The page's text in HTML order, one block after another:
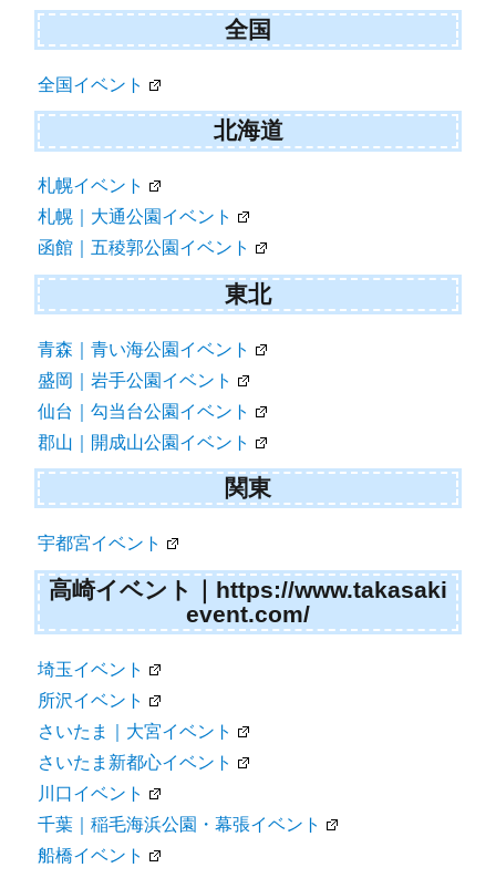
ビ
ゲ
ー
シ
ョ
ン
全国
全国イベント
北海道
札幌イベント
札幌｜大通公園イベント
函館｜五稜郭公園イベント
東北
青森｜青い海公園イベント
盛岡｜岩手公園イベント
仙台｜勾当台公園イベント
郡山｜開成山公園イベント
関東
宇都宮イベント
高崎イベント｜https://www.takasaki
event.com/
埼玉イベント
所沢イベント
さいたま｜大宮イベント
さいたま新都心イベント
川口イベント
千葉｜稲毛海浜公園・幕張イベント
船橋イベント